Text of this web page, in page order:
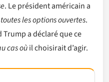
. Le président américain a
toutes les options ouvertes.
a déclaré que ce
cas oùil choisirait d’agir.